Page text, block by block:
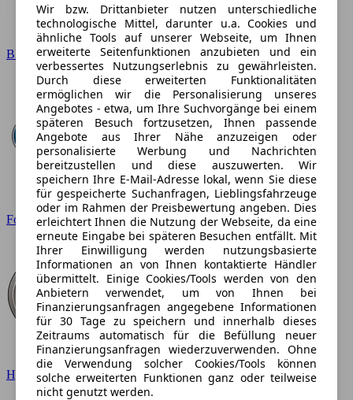
BMW
Ford
Hyundai
Wir bzw. Drittanbieter nutzen unterschiedliche
technologische Mittel, darunter u.a. Cookies und
ähnliche Tools auf unserer Webseite, um Ihnen
erweiterte Seitenfunktionen anzubieten und ein
verbessertes Nutzungserlebnis zu gewährleisten.
Durch diese erweiterten Funktionalitäten
ermöglichen wir die Personalisierung unseres
Angebotes - etwa, um Ihre Suchvorgänge bei einem
späteren Besuch fortzusetzen, Ihnen passende
Angebote aus Ihrer Nähe anzuzeigen oder
personalisierte Werbung und Nachrichten
bereitzustellen und diese auszuwerten. Wir
speichern Ihre E-Mail-Adresse lokal, wenn Sie diese
für gespeicherte Suchanfragen, Lieblingsfahrzeuge
oder im Rahmen der Preisbewertung angeben. Dies
erleichtert Ihnen die Nutzung der Webseite, da eine
erneute Eingabe bei späteren Besuchen entfällt. Mit
Ihrer Einwilligung werden nutzungsbasierte
Informationen an von Ihnen kontaktierte Händler
übermittelt. Einige Cookies/Tools werden von den
Anbietern verwendet, um von Ihnen bei
Finanzierungsanfragen angegebene Informationen
für 30 Tage zu speichern und innerhalb dieses
Zeitraums automatisch für die Befüllung neuer
Finanzierungsanfragen wiederzuverwenden. Ohne
die Verwendung solcher Cookies/Tools können
solche erweiterten Funktionen ganz oder teilweise
nicht genutzt werden.